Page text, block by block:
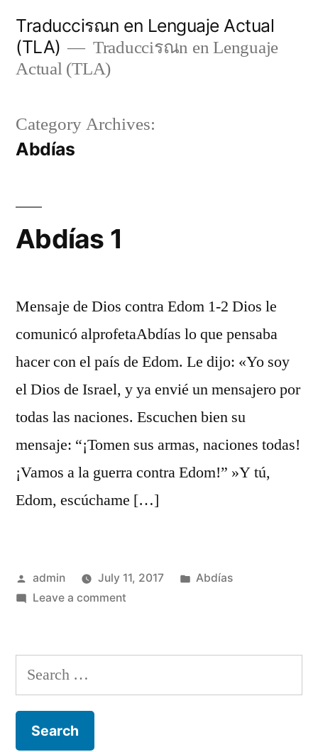
content
Traducciรณn en Lenguaje Actual
(TLA)
Traducciรณn en Lenguaje
Actual (TLA)
Category Archives:
Abdías
Abdías 1
Mensaje de Dios contra Edom 1-2 Dios le
comunicó alprofetaAbdías lo que pensaba
hacer con el país de Edom. Le dijo: «Yo soy
el Dios de Israel, y ya envié un mensajero por
todas las naciones. Escuchen bien su
mensaje: “¡Tomen sus armas, naciones todas!
¡Vamos a la guerra contra Edom!” »Y tú,
Edom, escúchame […]
Posted
by
admin July 11, 2017
Posted
Abdías
Leave a commenton
Search
for: